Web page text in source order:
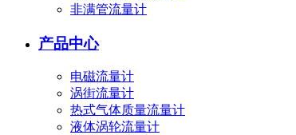
非满管流量计
产品中心
电磁流量计
涡街流量计
热式气体质量流量计
液体涡轮流量计